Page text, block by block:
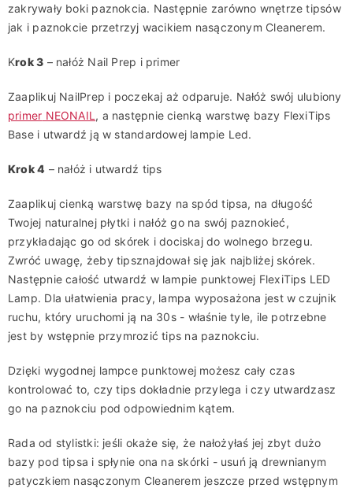
zakrywały boki paznokcia. Następnie zarówno wnętrze tipsów
jak i paznokcie przetrzyj wacikiem nasączonym Cleanerem.
Krok 3 – nałóż Nail Prep i primer
Zaaplikuj NailPrep i poczekaj aż odparuje. Nałóż swój ulubiony
primer NEONAIL , a następniecienką warstwę bazy FlexiTips
Basei utwardź ją w standardowej lampie Led.
Krok 4 – nałóż i utwardź tips
Zaaplikujcienką warstwę bazy na spódtipsa, na długość
Twojej naturalnej płytki i nałóżgo na swój paznokieć,
przykładając go od skórek i dociskaj do wolnego brzegu.
Zwróć uwagę, żeby tipsznajdował się jak najbliżej skórek.
Następnie całość utwardź w lampie punktowej FlexiTips LED
Lamp. Dla ułatwienia pracy, lampa wyposażona jest w czujnik
ruchu, który uruchomi ją na 30s - właśnie tyle, ile potrzebne
jest by wstępnie przymrozićtips na paznokciu.
Dzięki wygodnej lampce punktowej możesz cały czas
kontrolować to, czytips dokładnie przylega i czy utwardzasz
go na paznokciu pod odpowiednim kątem.
Rada od stylistki: jeśli okaże się, że nałożyłaś jej zbyt dużo
bazy pod tipsa i spłynie ona na skórki - usuń ją drewnianym
patyczkiem nasączonym Cleanerem jeszcze przed wstępnym